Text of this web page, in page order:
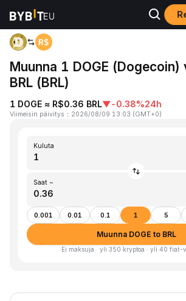
Koti DOGE to BRL
Muunna 1 DOGE (Dogecoin)
BRL (BRL)
1 DOGE ≈ R$0.36 BRL▼-0.38%24h
Viimeisin päivitys ： 2026/08/09 13:03 (GMT+0)
Kuluta
Saat ~
0.001 0.01 0.1 1 5
Muunna DOGE to BRL
Ei maksuja · yli 350 kryptoa · yli 40 fiat-